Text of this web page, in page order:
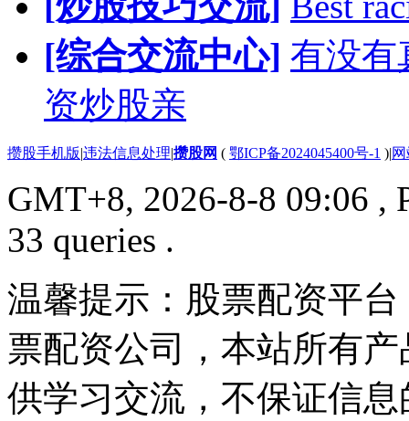
[综合交流中心] 有没有
资炒股亲
攒股手机版|违法信息处理|攒股网 ( 鄂ICP备2024045400号-1 )|
GMT+8, 2026-8-8 09:06 ,
33 queries .
温馨提示：股票配资平
票配资公司，本站所有
供学习交流，不保证信